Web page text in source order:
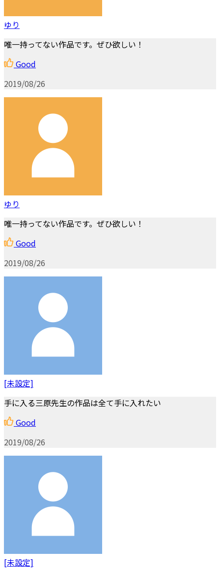
ゆり
唯一持ってない作品です。ぜひ欲しい！
Good
2019/08/26
ゆり
唯一持ってない作品です。ぜひ欲しい！
Good
2019/08/26
[未設定]
手に入る三原先生の作品は全て手に入れたい
Good
2019/08/26
[未設定]